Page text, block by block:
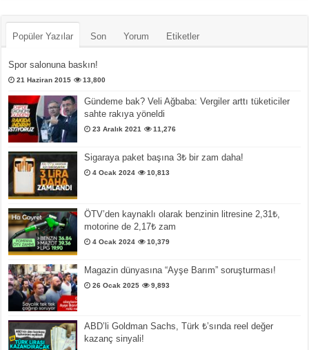
Popüler Yazılar Son Yorum Etiketler
Spor salonuna baskın!
21 Haziran 2015 13,800
Gündeme bak? Veli Ağbaba: Vergiler arttı tüketiciler
sahte rakıya yöneldi
23 Aralık 2021 11,276
Sigaraya paket başına 3₺ bir zam daha!
4 Ocak 2024 10,813
ÖTV’den kaynaklı olarak benzinin litresine 2,31₺,
motorine de 2,17₺ zam
4 Ocak 2024 10,379
Magazin dünyasına “Ayşe Barım” soruşturması!
26 Ocak 2025 9,893
ABD’li Goldman Sachs, Türk ₺’sında reel değer
kazanç sinyali!